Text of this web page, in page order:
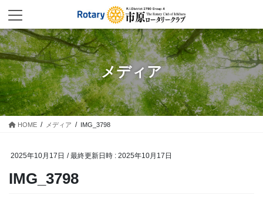
テ
ン
ツ
へ
ス
キ
ッ
プ
ゲ
ー
シ
ョ
ン
に
移
動
メディア
HOME メディア IMG_3798
2025年10月17日 / 最終更新日時 : 2025年10月17日
IMG_3798